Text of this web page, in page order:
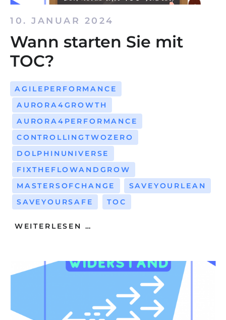
10. JANUAR 2024
Wann starten Sie mit
TOC?
AGILEPERFORMANCE
AURORA4GROWTH
AURORA4PERFORMANCE
CONTROLLINGTWOZERO
DOLPHINUNIVERSE
FIXTHEFLOWANDGROW
MASTERSOFCHANGE
SAVEYOURLEAN
SAVEYOURSAFE
TOC
WEITERLESEN …